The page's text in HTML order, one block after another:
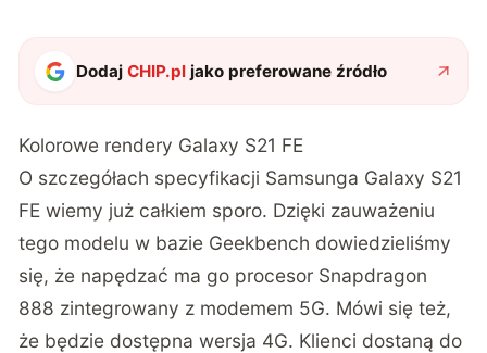
DodajCHIP.pl jako preferowane źródło
Kolorowe rendery Galaxy S21 FE
O szczegółach specyfikacji Samsunga Galaxy S21
FE wiemy już całkiem sporo. Dzięki zauważeniu
tego modelu w bazie Geekbench dowiedzieliśmy
się, że napędzać ma go procesor Snapdragon
888 zintegrowany z modemem 5G. Mówi się też,
że będzie dostępna wersja 4G. Klienci dostaną do